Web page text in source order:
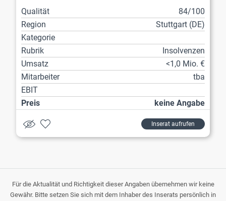
Qualität
84/100
Region
Stuttgart (DE)
Kategorie
Rubrik
Insolvenzen
Umsatz
<1,0 Mio. €
Mitarbeiter
tba
EBIT
Preis
keine Angabe
Inserat aufrufen
Für die Aktualität und Richtigkeit dieser Angaben übernehmen wir keine
Gewähr. Bitte setzen Sie sich mit dem Inhaber des Inserats persönlich in